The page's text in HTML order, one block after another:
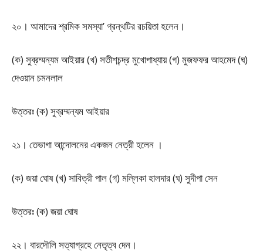
২০। আমাদের শ্রমিক সমস্যা’ গ্রন্থটির রচয়িতা হলেন।
(ক) সুব্রম্মন্যম আইয়ার (খ) সতীশচন্দ্র মুখোপাধ্যায় (গ) মুজফফর আহমেদ (ঘ)
দেওয়ান চমনলাল
উত্তরঃ (ক) সুব্রম্মন্যম আইয়ার
২১। তেভাগা আন্দোলনের একজন নেত্রী হলেন ।
(ক) জয়া ঘোষ (খ) সাবিত্রী পাল (গ) মল্লিকা হালদার (ঘ) সুদীপা সেন
উত্তরঃ (ক) জয়া ঘোষ
২২। বারদৌলি সত্যাগ্রহে নেতৃত্ব দেন।